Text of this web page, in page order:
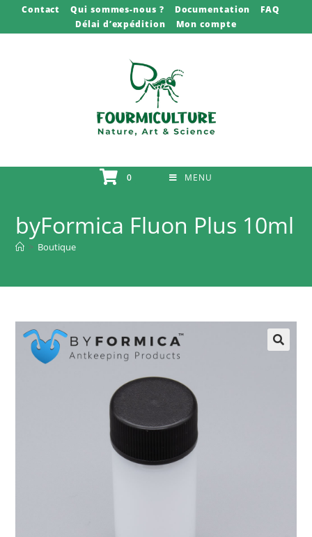
Contact Qui sommes-nous ? Documentation
FAQ
Délai d’expédition
Mon compte
0 MENU
byFormica Fluon Plus 10ml
> Boutique